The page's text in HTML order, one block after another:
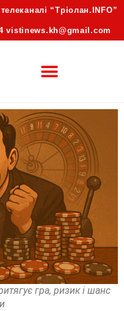
“Трiолан.INFO”
vistinews.kh@gmail.com
гра, ризик і шанс